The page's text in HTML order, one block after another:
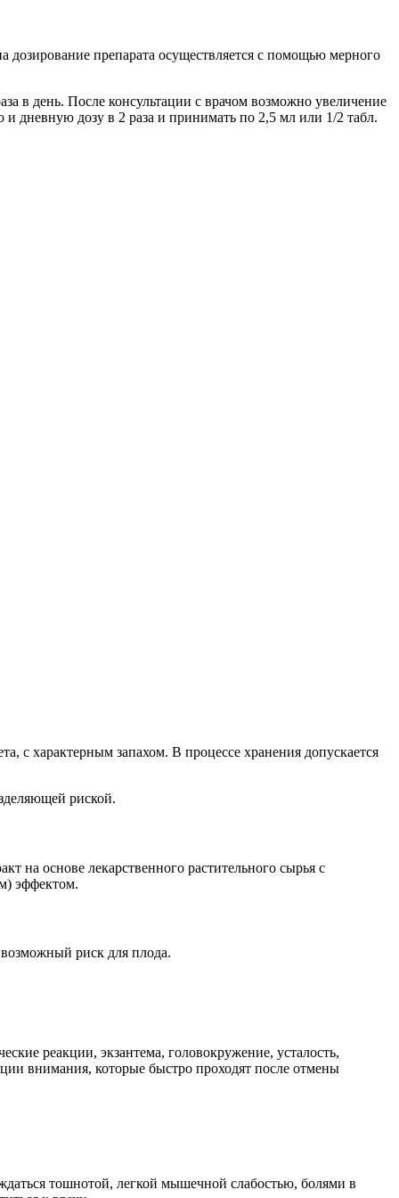
препарата осуществляется с помощью мерного
в день. После консультации с врачом возможно увеличение
дневную дозу в 2 раза и принимать по 2,5 мл или 1/2 табл.
с характерным запахом. В процессе хранения допускается
риской.
на основе лекарственного растительного сырья с
эффектом.
риск для плода.
реакции, экзантема, головокружение, усталость,
внимания, которые быстро проходят после отмены
тошнотой, легкой мышечной слабостью, болями в